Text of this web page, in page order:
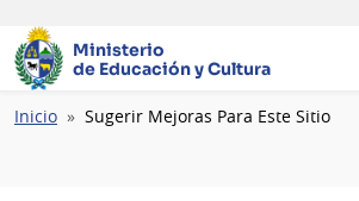
Ministerio
de Educación y Cultura
Ruta
Inicio Sugerir Mejoras Para Este Sitio